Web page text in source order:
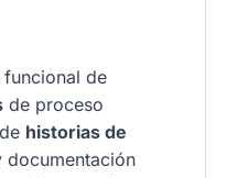
funcional de
de proceso
historias de